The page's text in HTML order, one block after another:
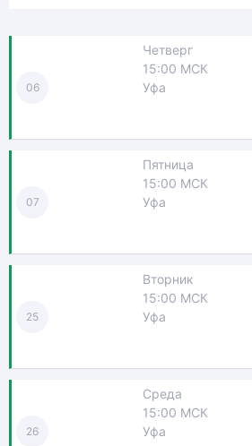
06
Четверг
15:00 МСК
Уфа
07
Пятница
15:00 МСК
Уфа
25
Вторник
15:00 МСК
Уфа
26
Среда
15:00 МСК
Уфа